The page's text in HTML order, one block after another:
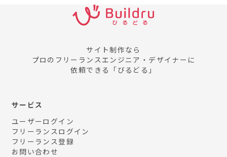
サイト制作なら
プロのフリーランスエンジニア・デザイナーに
依頼できる「びるどる」
サービス
ユーザーログイン
フリーランスログイン
フリーランス登録
お問い合わせ